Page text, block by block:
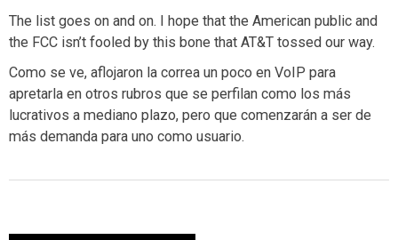
The list goes on and on. I hope that the American public and
the FCC isn’t fooled by this bone that AT&T tossed our way.
Como se ve, aflojaron la correa un poco en VoIP para
apretarla en otros rubros que se perfilan como los más
lucrativos a mediano plazo, pero que comenzarán a ser de
más demanda para uno como usuario.